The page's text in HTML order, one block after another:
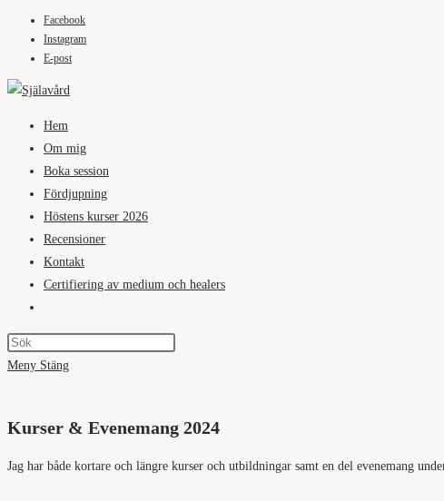
Hoppa
innehållet
Facebook
Instagram
E-post
Hem
Om mig
Boka session
Fördjupning
Höstens kurser 2026
Recensioner
Kontakt
Certifiering av medium och healers
webbplatssökning
Meny Stäng
Kurser & Evenemang 2024
Jag har både kortare och längre kurser och utbildningar samt en del evenemang